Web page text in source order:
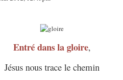
Entré dans la gloire,
Jésus nous trace le chemin